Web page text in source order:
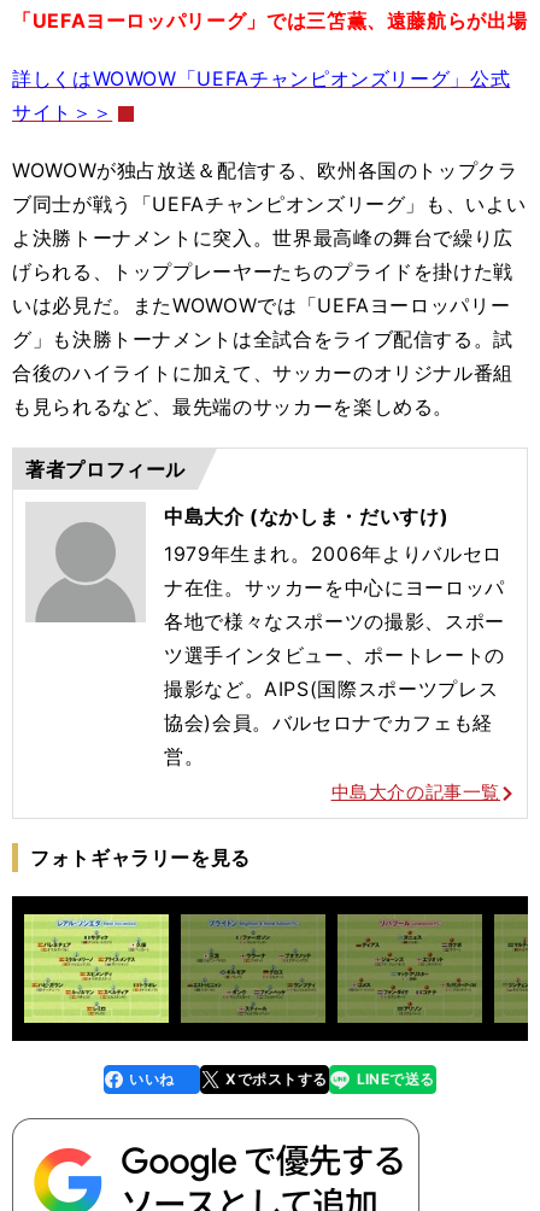
「UEFAヨーロッパリーグ」では三笘薫、遠藤航らが出場
詳しくはWOWOW「UEFAチャンピオンズリーグ」公式
サイト＞＞
WOWOWが独占放送＆配信する、欧州各国のトップクラ
ブ同士が戦う「UEFAチャンピオンズリーグ」も、いよい
よ決勝トーナメントに突入。世界最高峰の舞台で繰り広
げられる、トッププレーヤーたちのプライドを掛けた戦
いは必見だ。またWOWOWでは「UEFAヨーロッパリー
グ」も決勝トーナメントは全試合をライブ配信する。試
合後のハイライトに加えて、サッカーのオリジナル番組
も見られるなど、最先端のサッカーを楽しめる。
著者プロフィール
中島大介 (なかしま・だいすけ)
1979年生まれ。2006年よりバルセロ
ナ在住。サッカーを中心にヨーロッパ
各地で様々なスポーツの撮影、スポー
ツ選手インタビュー、ポートレートの
撮影など。AIPS(国際スポーツプレス
協会)会員。バルセロナでカフェも経
営。
中島大介の記事一覧
フォトギャラリーを見る
faceboo
k
いいね Xでポストする
line LINEで送る